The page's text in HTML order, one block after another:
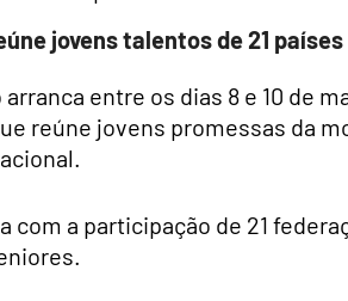
jovens talentos de 21 países
entre os dias 8 e 10 de
reúne jovens promessas da
com a participação de 21